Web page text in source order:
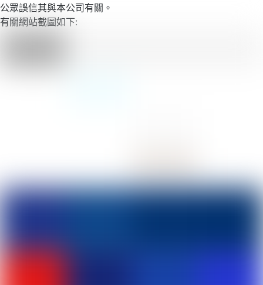
公眾誤信其與本公司有關。
有關網站截圖如下: